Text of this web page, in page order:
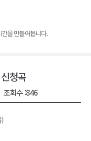
간을 만들어봅니다.
청곡
조회수 :846
)